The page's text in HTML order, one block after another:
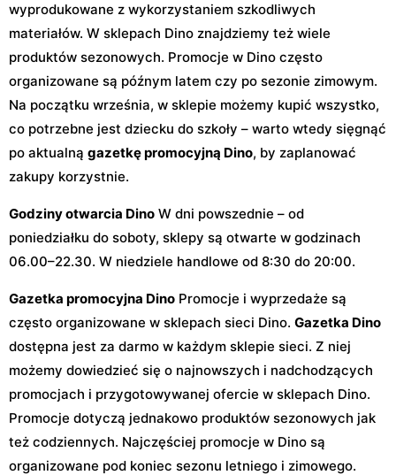
wyprodukowane z wykorzystaniem szkodliwych
materiałów. W sklepach Dino znajdziemy też wiele
produktów sezonowych. Promocje w Dino często
organizowane są późnym latem czy po sezonie zimowym.
Na początku września, w sklepie możemy kupić wszystko,
co potrzebne jest dziecku do szkoły – warto wtedy sięgnąć
po aktualną gazetkę promocyjną Dino, by zaplanować
zakupy korzystnie.
Godziny otwarcia Dino W dni powszednie – od
poniedziałku do soboty, sklepy są otwarte w godzinach
06.00–22.30. W niedziele handlowe od 8:30 do 20:00.
Gazetka promocyjna Dino Promocje i wyprzedaże są
często organizowane w sklepach sieci Dino. Gazetka Dino
dostępna jest za darmo w każdym sklepie sieci. Z niej
możemy dowiedzieć się o najnowszych i nadchodzących
promocjach i przygotowywanej ofercie w sklepach Dino.
Promocje dotyczą jednakowo produktów sezonowych jak
też codziennych. Najczęściej promocje w Dino są
organizowane pod koniec sezonu letniego i zimowego.